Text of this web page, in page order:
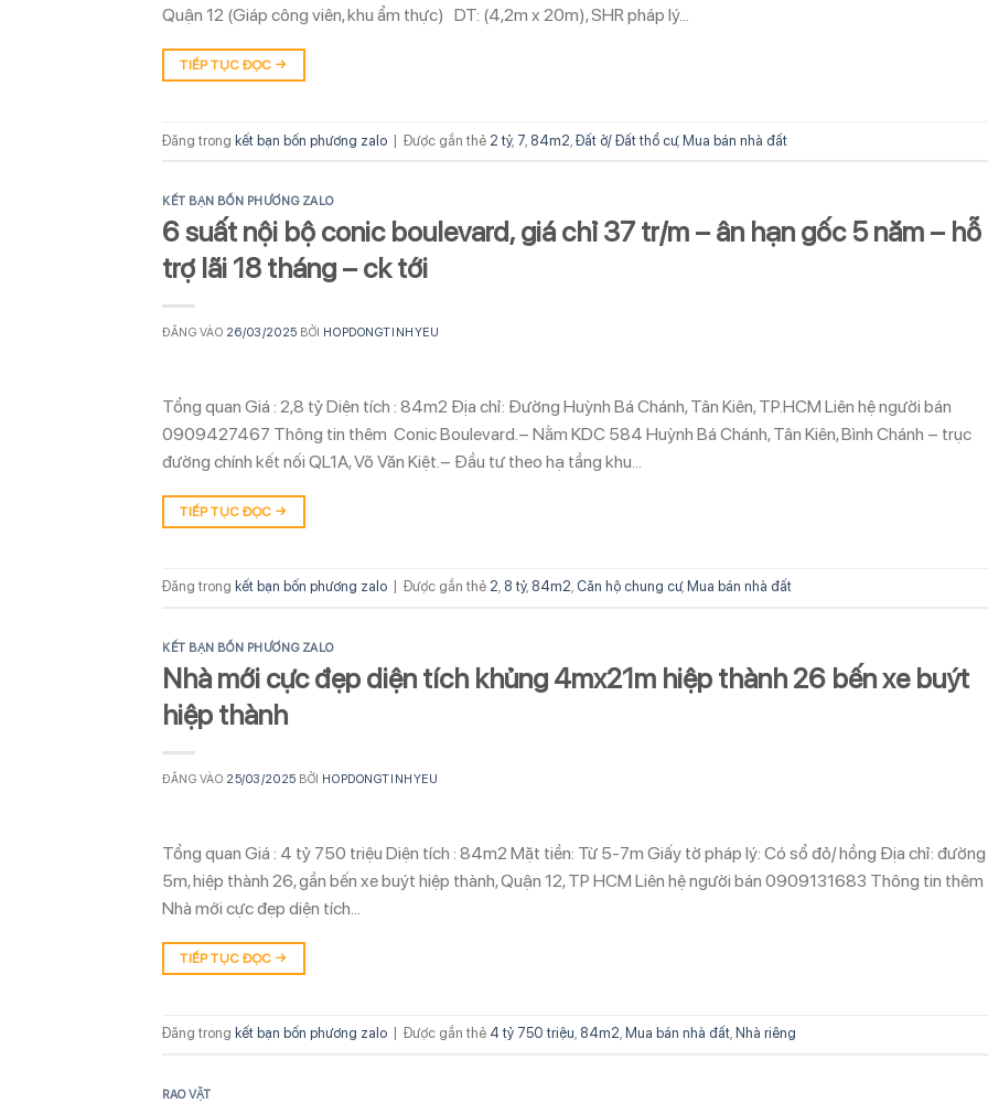
Quận 12 (Giáp công viên, khu ẩm thực) DT: (4,2m x 20m), SHR pháp lý…
TIẾP TỤC ĐỌC →
Đăng trong kết bạn bốn phương zalo | Được gắn thẻ 2 tỷ, 7 84m2 Đất ở/ Đất thổ cư, Mua bán nhà đất
KẾT BẠN BỐN PHƯƠNG ZALO
6 suất nội bộ conic boulevard, giá chỉ 37 tr/m – ân hạn gốc 5 năm – hỗ
trợ lãi 18 tháng – ck tới
ĐĂNG VÀO 26/03/2025 BỞI HOPDONGTINHYEU
Tổng quan Giá : 2,8 tỷ Diện tích : 84m2 Địa chỉ: Đường Huỳnh Bá Chánh, Tân Kiên, TP.HCM Liên hệ người bán
0909427467 Thông tin thêm Conic Boulevard.– Nằm KDC 584 Huỳnh Bá Chánh, Tân Kiên, Bình Chánh – trục
đường chính kết nối QL1A, Võ Văn Kiệt.– Đầu tư theo hạ tầng khu…
TIẾP TỤC ĐỌC →
Đăng trong kết bạn bốn phương zalo Được gắn thẻ 2, 8 tỷ, 84m2, Căn hộ chung cư, Mua bán nhà đất
KẾT BẠN BỐN PHƯƠNG ZALO
Nhà mới cực đẹp diện tích khủng 4mx21m hiệp thành 26 bến xe buýt
hiệp thành
ĐĂNG VÀO 25/03/2025 BỞI HOPDONGTINHYEU
Tổng quan Giá : 4 tỷ 750 triệu Diện tích : 84m2 Mặt tiền: Từ 5-7m Giấy tờ pháp lý: Có sổ đỏ/ hồng Địa chỉ: đường
5m, hiệp thành 26, gần bến xe buýt hiệp thành, Quận 12, TP HCM Liên hệ người bán 0909131683 Thông tin thêm
Nhà mới cực đẹp diện tích…
TIẾP TỤC ĐỌC →
Đăng trong kết bạn bốn phương zalo Được gắn thẻ 4 tỷ 750 triệu 84m2 Mua bán nhà đất Nhà riêng
RAO VẶT